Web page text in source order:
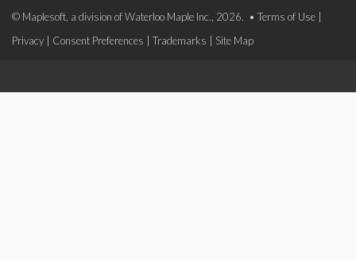
© Maplesoft, a division of Waterloo Maple Inc., 2026. • Terms of Use
Privacy
Consent Preferences Trademarks Site Map